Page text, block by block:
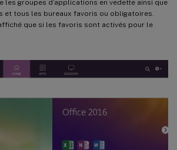
les groupes d’applications en vedette ainsi que
et tous les bureaux favoris ou obligatoires.
que si les favoris sont activés pour le